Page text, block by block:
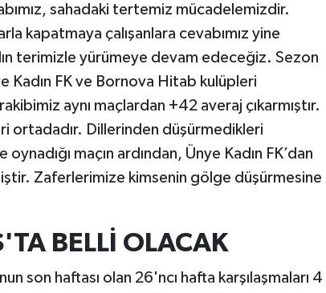
sahadaki tertemiz mücadelemizdir.
kapatmaya çalışanlara cevabımız yine
terimizle yürümeye devam edeceğiz. Sezon
Kadın FK ve Bornova Hitab kulüpleri
aynı maçlardan +42 averaj çıkarmıştır.
ortadadır. Dillerinden düşürmedikleri
maçın ardından, Ünye Kadın FK’dan
Zaferlerimize kimsenin gölge düşürmesine
BELLİ OLACAK
son haftası olan 26'ncı hafta karşılaşmaları 4